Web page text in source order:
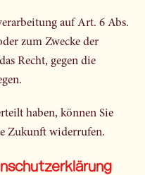
auf Art. 6 Abs.
zum Zwecke der
Recht, gegen die
haben, können Sie
Zukunft widerrufen.